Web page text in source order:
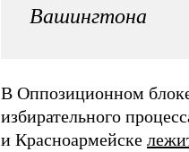
Вашингтона
В Оппозиционном блоке
избирательного
и Красноармейске